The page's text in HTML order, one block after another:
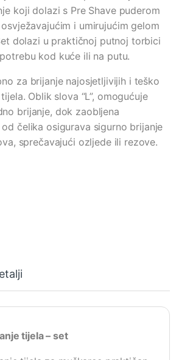
koji dolazi s Pre Shave puderom
i umirujućim gelom
dolazi u praktičnoj putnoj torbici
kod kuće ili na putu.
za brijanje najosjetljivijih i teško
Oblik slova “L”, omogućuje
brijanje, dok zaobljena
čelika osigurava sigurno brijanje
sprečavajući ozljede ili rezove.
tijela – set